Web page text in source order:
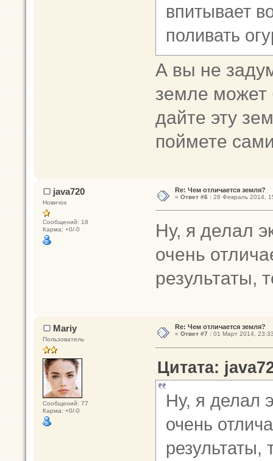
впитывает
поливать
А вы не
земле может
дайте эту
поймете
java720
Новичок
Сообщений: 18
Карма: +0/-0
Re: Чем отличается земля?
« Ответ #6 :28 Февраль 2014,
Ну, я делал
очень
результаты,
Mariy
Пользователь
Сообщений: 77
Карма: +0/-0
Re: Чем отличается земля?
« Ответ #7 :01 Март 2014,
Цитата:
Ну, я делал
очень
результаты,